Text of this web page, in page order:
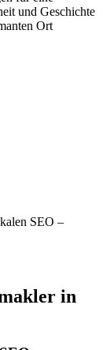
und Geschichte
Ort
SEO –
in